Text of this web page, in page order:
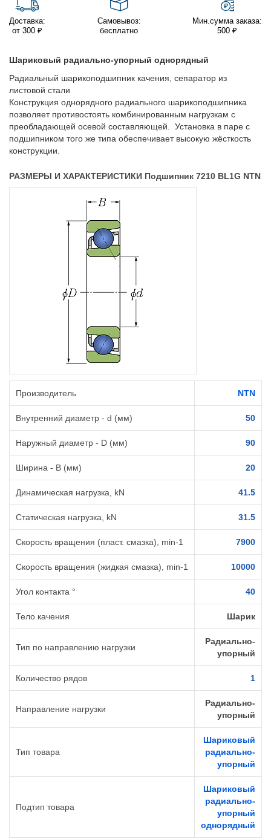
Доставка:
от 300 ₽
Самовывоз:
бесплатно
Мин.сумма заказа:
500 ₽
Шариковый радиально-упорный однорядный
Радиальный шарикоподшипник качения, сепаратор из
листовой стали
Конструкция однорядного радиального шарикоподшипника
позволяет противостоять комбинированным нагрузкам с
преобладающей осевой составляющей. Установка в паре с
подшипником того же типа обеспечивает высокую жёсткость
конструкции.
РАЗМЕРЫ И ХАРАКТЕРИСТИКИ Подшипник 7210 BL1G NTN
Производитель NTN
Внутренний диаметр - d (мм) 50
Наружный диаметр - D (мм) 90
Ширина - B (мм) 20
Динамическая нагрузка, kN 41.5
Статическая нагрузка, kN 31.5
Скорость вращения (пласт. смазка), min-1 7900
Скорость вращения (жидкая смазка), min-1 10000
Угол контакта ° 40
Тело качения Шарик
Тип по направлению нагрузки
Радиально-
упорный
Количество рядов 1
Направление нагрузки
Радиально-
упорный
Тип товара
Шариковый
радиально-
упорный
Подтип товара
Шариковый
радиально-
упорный
однорядный